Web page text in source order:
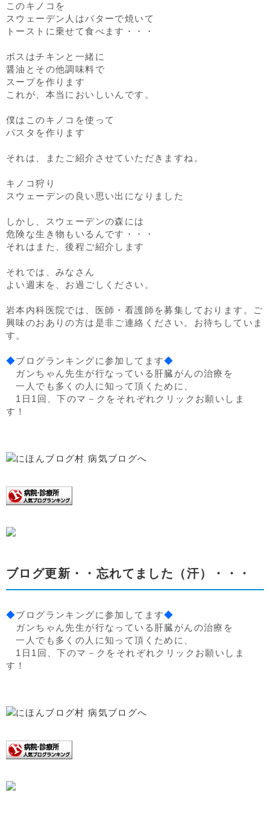
このキノコを
スウェーデン人はバターで焼いて
トーストに乗せて食べます・・・
ボスはチキンと一緒に
醤油とその他調味料で
スープを作ります
これが、本当においしいんです。
僕はこのキノコを使って
パスタを作ります
それは、またご紹介させていただきますね。
キノコ狩り
スウェーデンの良い思い出になりました
しかし、スウェーデンの森には
危険な生き物もいるんです・・・
それはまた、後程ご紹介します
それでは、みなさん
よい週末を、お過ごしください。
岩本内科医院では、医師・看護師を募集しております。ご
興味のおありの方は是非ご連絡ください。お待ちしていま
す。
◆ブログランキングに参加してます◆
ガンちゃん先生が行なっている肝臓がんの治療を
一人でも多くの人に知って頂くために、
1日1回、下のマ－クをそれぞれクリックお願いしま
す！
ブログ更新・・忘れてました（汗）・・・
◆ブログランキングに参加してます◆
ガンちゃん先生が行なっている肝臓がんの治療を
一人でも多くの人に知って頂くために、
1日1回、下のマ－クをそれぞれクリックお願いしま
す！